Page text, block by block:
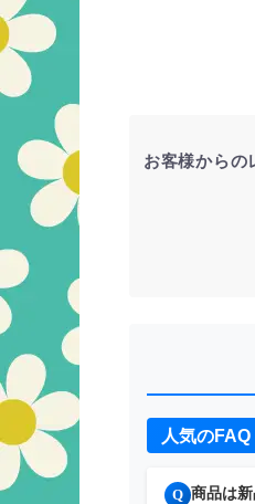
お客様からの
人気のFAQ
Q 商品は